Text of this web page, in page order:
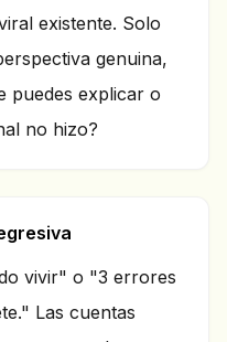
existente. Solo
genuina,
puedes explicar o
no hizo?
vivir" o "3 errores
Las cuentas